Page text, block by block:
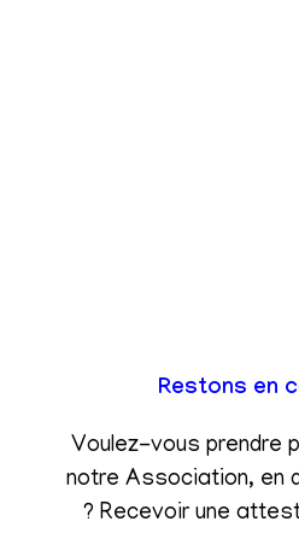
Restons en
Voulez-vous prendre
notre Association, en
? Recevoir une